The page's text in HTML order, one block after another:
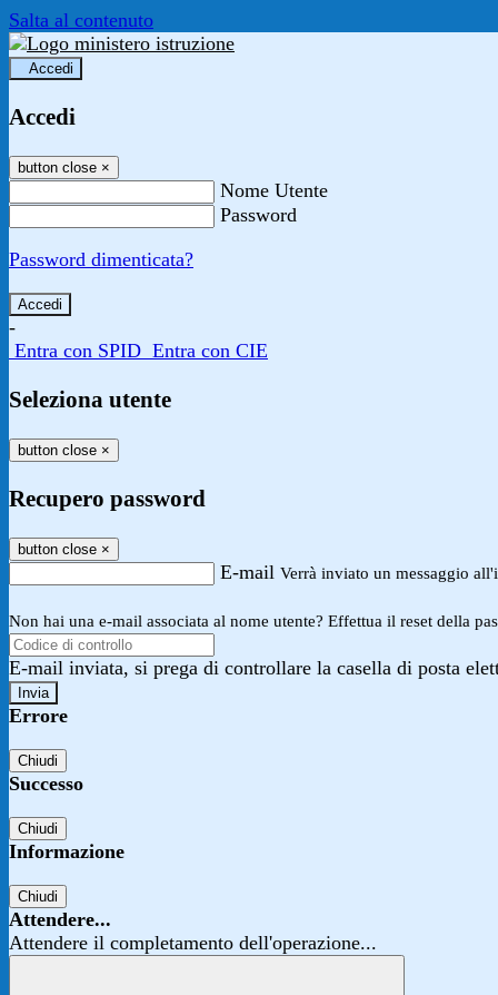
Salta al contenuto
Accedi
Accedi
button close ×
Nome Utente
Password
Password dimenticata?
-
Entra con SPID Entra con CIE
Seleziona utente
button close ×
Recupero password
button close ×
E-mail Verrà inviato un messaggio
Non hai una e-mail associata al nome utente? Effettua il reset della
E-mail inviata, si prega di controllare la casella di posta
Errore
Chiudi
Successo
Chiudi
Informazione
Chiudi
Attendere...
Attendere il completamento dell'operazione...